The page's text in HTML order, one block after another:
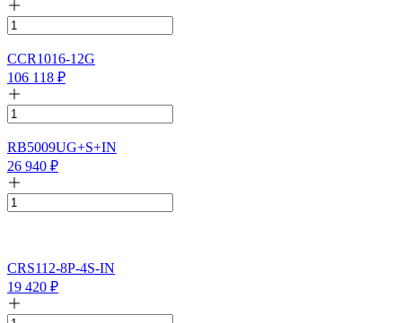
CCR1016-12G
106 118 ₽
RB5009UG+S+IN
26 940 ₽
CRS112-8P-4S-IN
19 420 ₽